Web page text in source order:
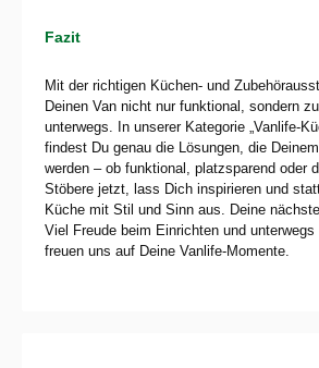
Fazit
Mit der richtigen Küchen- und
Deinen Van nicht nur funktional, sondern
unterwegs. In unserer Kategorie „Vanlife-
findest Du genau die Lösungen, die
werden – ob funktional, platzsparend oder
Stöbere jetzt, lass Dich inspirieren und
Küche mit Stil und Sinn aus. Deine
Viel Freude beim Einrichten und
freuen uns auf Deine Vanlife-Momente.